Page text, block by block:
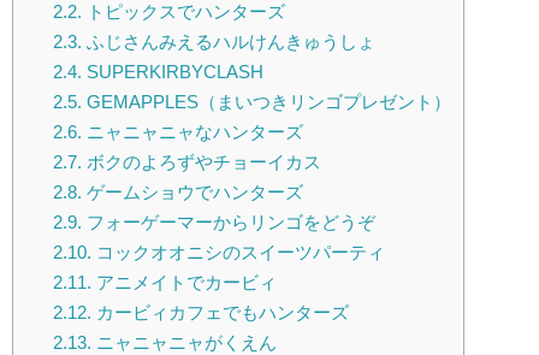
2.2. トピックスでハンターズ
2.3. ふじさんみえるハルけんきゅうしょ
2.4. SUPERKIRBYCLASH
2.5. GEMAPPLES（まいつきリンゴプレゼント）
2.6. ニャニャニャなハンターズ
2.7. ボクのよろずやチョーイカス
2.8. ゲームショウでハンターズ
2.9. フォーゲーマーからリンゴをどうぞ
2.10. コックオオニシのスイーツパーティ
2.11. アニメイトでカービィ
2.12. カービィカフェでもハンターズ
2.13. ニャニャニャがくえん